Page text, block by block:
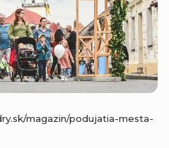
magazin/podujatia-mesta-